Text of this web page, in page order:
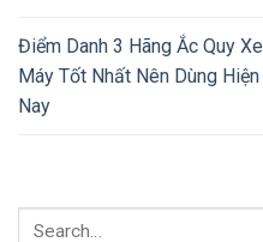
Điểm Danh 3 Hãng Ắc Quy Xe
Máy Tốt Nhất Nên Dùng Hiện
Nay